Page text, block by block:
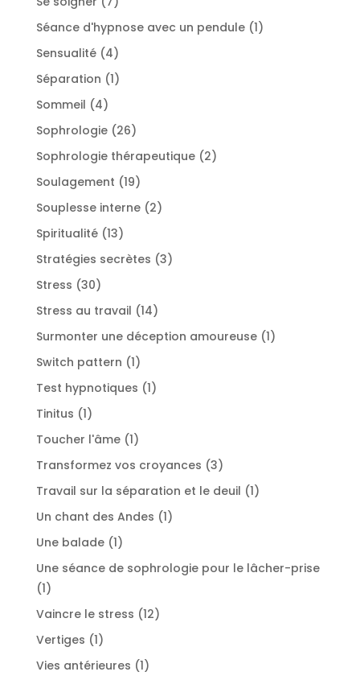
Séance d'hypnose avec un pendule 11
Sensualité 44
produits
Séparation 11
Sommeil 44
produits
Sophrologie 2626
produits
Sophrologie thérapeutique 22
Soulagement 1919
produits
Souplesse interne 22
Spiritualité 1313
produits
Stratégies secrètes 33
Stress 3030
produits
Stress au travail 1414
produits
Surmonter une déception amoureuse 11
Switch pattern 11
produit
Test hypnotiques 11
Tinitus 11
produit
Toucher l'âme 11
Transformez vos croyances 33
produits
Travail sur la séparation et le deuil 11
Un chant des Andes 11
Une balade 11
produit
Une séance de sophrologie pour le lâcher-prise
11
produit
Vaincre le stress 1212
Vertiges 11
produit
Vies antérieures 11